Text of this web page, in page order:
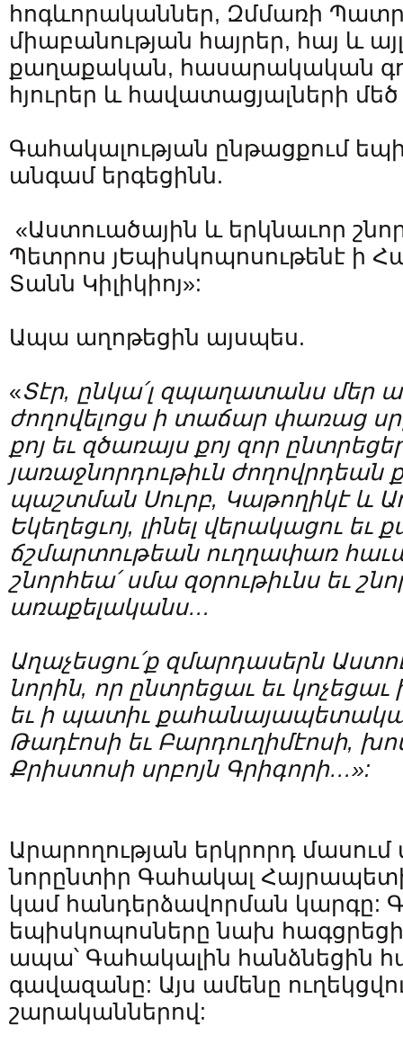
հոգևորականներ, Զմմառի
միաբանության հայրեր, հայ և
քաղաքական, հասարակական
հյուրեր և հավատացյալների մեծ
Գահակալության ընթացքում
անգամ երգեցինն.
«Աստուածային և երկնաւոր
Պետրոս յԵպիսկոպոսութենէ ի
Տանն Կիլիկիոյ»:
Ապա աղոթեցին այսպես.
«Տէր, ընկա՛լ զպաղատանս մեր
ժողովելոցս ի տաճար փառաց
քոյ եւ զծառայս քոյ զոր
յառաջնորդութիւն ժողովրդեան
պաշտման Սուրբ, Կաթողիկէ և
Եկեղեցւոյ, լինել վերակացու եւ
ճշմարտութեան ուղղափառ
շնորհեա՛ սմա զօրութիւնս եւ
առաքելականս…
Աղաչեսցու՛ք զմարդասերն
նորին, որ ընտրեցաւ եւ
եւ ի պատիւ
Թադէոսի եւ Բարդուղիմէոսի,
Քրիստոսի սրբոյն Գրիգորի…»:
Արարողության երկրորդ
նորընտիր Գահակալ
կամ հանդերձավորման կարգը:
եպիսկոպոսները նախ
ապա՝ Գահակալին հանձնեցին
գավազանը: Այս ամենը
շարականներով: